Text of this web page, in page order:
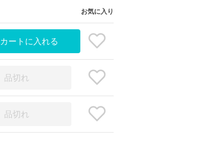
お気に入り
カートに入れる
品切れ
品切れ